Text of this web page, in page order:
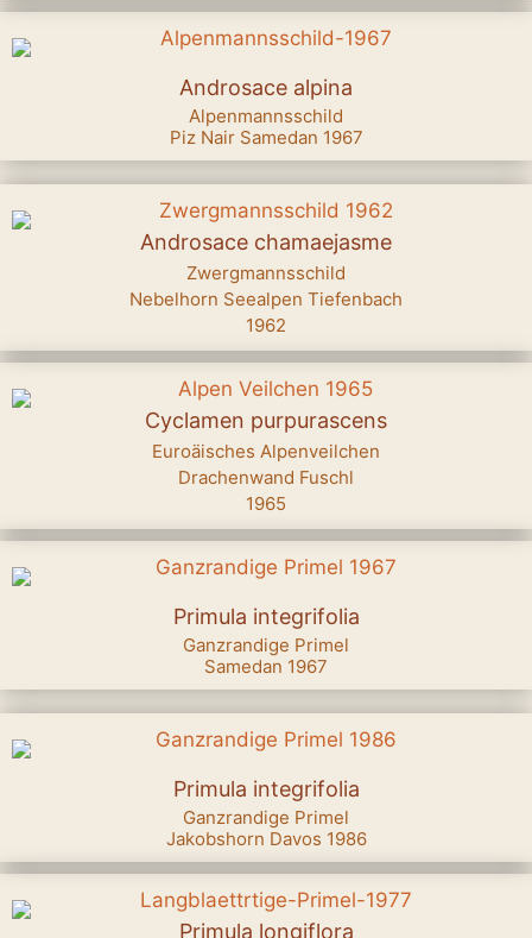
Androsace alpina
Alpenmannsschild
Piz Nair Samedan 1967
Androsace chamaejasme
Zwergmannsschild
Nebelhorn Seealpen Tiefenbach
1962
Cyclamen purpurascens
Euroäisches Alpenveilchen
Drachenwand Fuschl
1965
Primula integrifolia
Ganzrandige Primel
Samedan 1967
Primula integrifolia
Ganzrandige Primel
Jakobshorn Davos 1986
Primula longiflora